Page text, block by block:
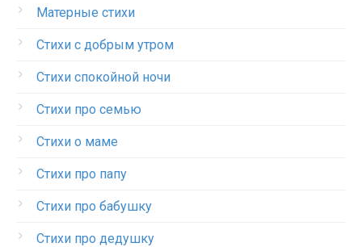
Матерные стихи
Стихи с добрым утром
Стихи спокойной ночи
Стихи про семью
Стихи о маме
Стихи про папу
Стихи про бабушку
Стихи про дедушку